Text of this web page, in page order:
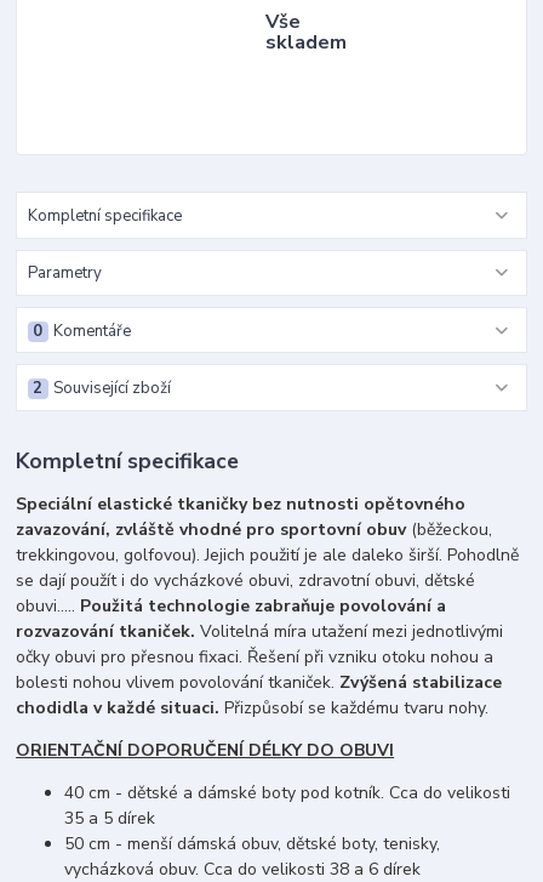
Vše
skladem
Kompletní specifikace
Parametry
Komentáře
0
Související zboží
2
Kompletní specifikace
Speciální elastické tkaničky bez nutnosti opětovného
zavazování, zvláště vhodné pro sportovní obuv(běžeckou,
trekkingovou, golfovou). Jejich použití je ale daleko širší. Pohodlně
se dají použít i do vycházkové obuvi, zdravotní obuvi, dětské
obuvi..... Použitá technologie zabraňuje povolování a
rozvazování tkaniček. Volitelná míra utažení mezi jednotlivými
očky obuvi pro přesnou fixaci. Řešení při vzniku otoku nohou a
bolesti nohou vlivem povolování tkaniček. Zvýšená stabilizace
chodidla v každé situaci. Přizpůsobí se každému tvaru nohy.
ORIENTAČNÍ DOPORUČENÍ DÉLKY DO OBUVI
40 cm - dětské a dámské boty pod kotník. Cca do velikosti
35 a 5 dírek
50 cm - menší dámská obuv, dětské boty, tenisky,
vycházková obuv. Cca do velikosti 38 a 6 dírek